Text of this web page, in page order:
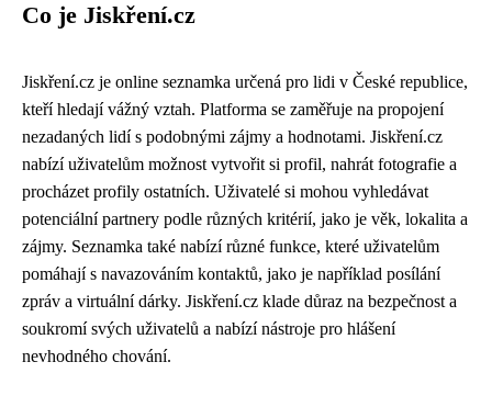
Co je Jiskření.cz
Jiskření.cz je online seznamka určená pro lidi v České republice,
kteří hledají vážný vztah. Platforma se zaměřuje na propojení
nezadaných lidí s podobnými zájmy a hodnotami. Jiskření.cz
nabízí uživatelům možnost vytvořit si profil, nahrát fotografie a
procházet profily ostatních. Uživatelé si mohou vyhledávat
potenciální partnery podle různých kritérií, jako je věk, lokalita a
zájmy. Seznamka také nabízí různé funkce, které uživatelům
pomáhají s navazováním kontaktů, jako je například posílání
zpráv a virtuální dárky. Jiskření.cz klade důraz na bezpečnost a
soukromí svých uživatelů a nabízí nástroje pro hlášení
nevhodného chování.